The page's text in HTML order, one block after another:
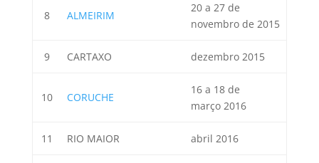
8 ALMEIRIM
20 a 27 de
novembro de 2015
9 CARTAXO dezembro 2015
10 CORUCHE
16 a 18 de
março 2016
11 RIO MAIOR abril 2016